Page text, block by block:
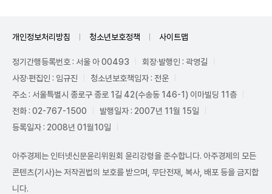
개인정보처리방침 청소년보호정책 사이트맵
정기간행등록번호 : 서울 아 00493
회장·발행인 : 곽영길
사장·편집인 : 임규진
청소년보호책임자 : 전운
주소 : 서울특별시 종로구 종로 1길 42(수송동 146-1) 이마빌딩 11층
전화 : 02-767-1500
발행일자 : 2007년 11월 15일
등록일자 : 2008년 01월10일
아주경제는 인터넷신문윤리위원회 윤리강령을 준수합니다. 아주경제의 모든
콘텐츠(기사)는 저작권법의 보호를 받으며, 무단전재, 복사, 배포 등을 금지합
니다.